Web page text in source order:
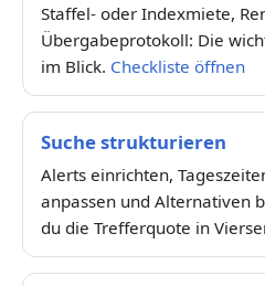
Staffel- oder Indexmiete,
Übergabeprotokoll: Die
im Blick. Checkliste öffnen
Suche strukturieren
Alerts einrichten,
anpassen und Alternativen
du die Trefferquote in